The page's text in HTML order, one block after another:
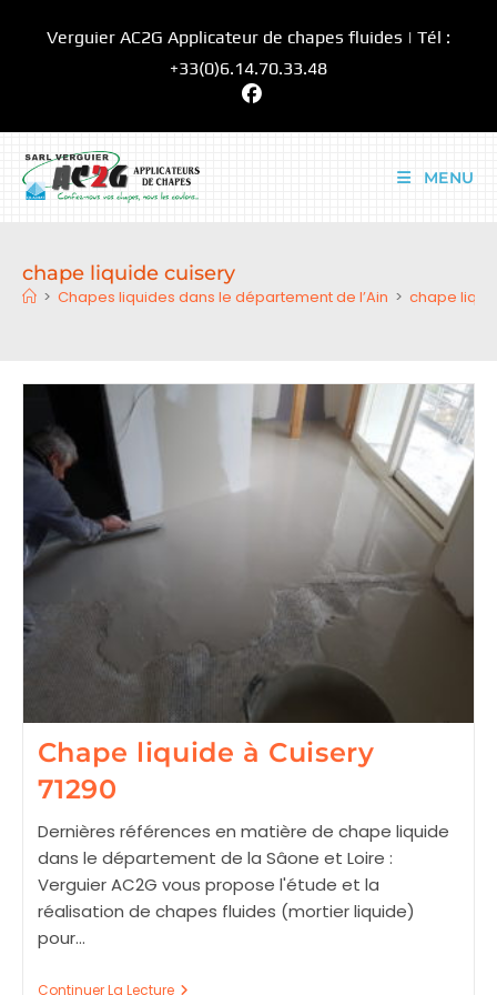
Verguier AC2G Applicateur de chapes fluides | Tél :
+33(0)6.14.70.33.48
MENU
chape liquide cuisery
> Chapes liquides dans le département de l’Ain > chape
Chape liquide à Cuisery
71290
Dernières références en matière de chape liquide
dans le département de la Sâone et Loire :
Verguier AC2G vous propose l'étude et la
réalisation de chapes fluides (mortier liquide)
pour…
Continuer La LectureChape